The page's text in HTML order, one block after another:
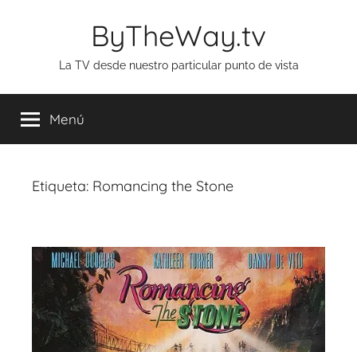
ByTheWay.tv
La TV desde nuestro particular punto de vista
Menú
Etiqueta: Romancing the Stone